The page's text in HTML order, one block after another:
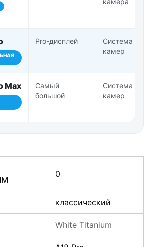
камера
Pro-дисплей
Система Pro-
камер
Max
Самый
большой
Система Pro-
камер
0
классический
White Titanium